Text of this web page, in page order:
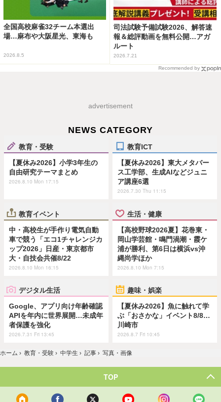
全国高校麻雀32チーム本選出
場…麻布や大阪星光、東海も
2026.8.5
司法試験予備試験2026、解答速
報＆総評動画を無料公開…アガ
ルート
2026.7.21
Recommended by
advertisement
NEWS CATEGORY
教育・受験
【夏休み2026】小学3年生の
自由研究テーマまとめ
2026.8.10 Mon 17:15
教育ICT
【夏休み2026】東大メタバー
ス工学部、生成AIなどジュニ
ア講座6選
2026.7.30 Thu 11:15
教育イベント
中・高校生が手作り電気自動
車で競う「エコ1チャレンジカ
ップ2026」日産・東京都市
大・自技会共催8/22
2026.8.10 Mon 16:15
生活・健康
【高校野球2026夏】花巻東・
岡山学芸館・鳴門渦潮・霞ケ
浦が勝利、第6日は横浜vs沖
縄尚学ほか
2026.8.10 Mon 7:15
デジタル生活
Google、アプリ向け年齢確認
APIを年内に世界展開…未成年
者保護を強化
2026.7.31 Fri 13:45
趣味・娯楽
【夏休み2026】魚に触れて学
ぶ「おさかな」イベント8/8…
川崎市
2026.8.7 Fri 10:45
ホーム › 教育・受験 › 中学生 › 記事 › 写真・画像
TOP